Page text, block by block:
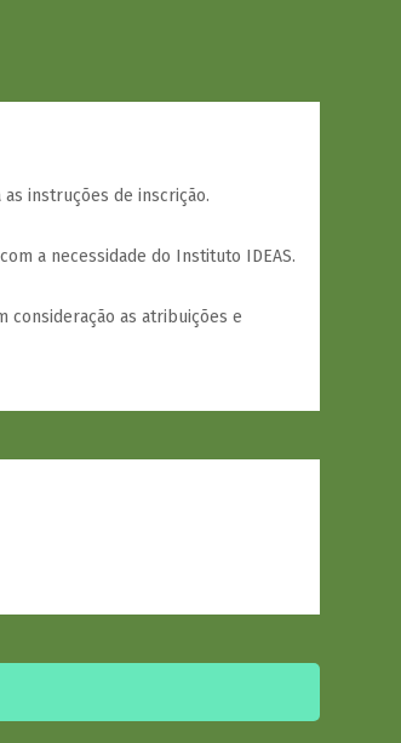
instruções de inscrição.
a necessidade do Instituto IDEAS.
consideração as atribuições e